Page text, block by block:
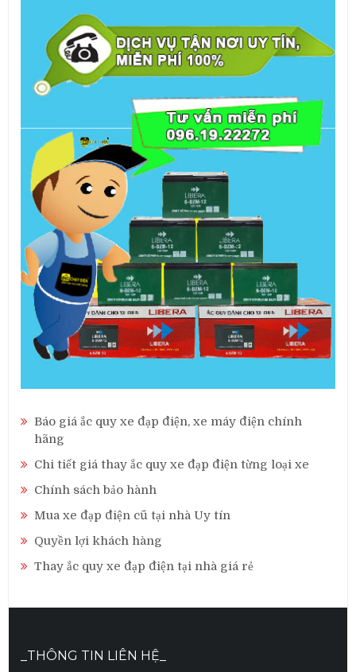
Báo giá ắc quy xe đạp điện, xe máy điện chính
hãng
Chi tiết giá thay ắc quy xe đạp điện từng loại xe
Chính sách bảo hành
Mua xe đạp điện cũ tại nhà Uy tín
Quyền lợi khách hàng
Thay ắc quy xe đạp điện tại nhà giá rẻ
_THÔNG TIN LIÊN HỆ_